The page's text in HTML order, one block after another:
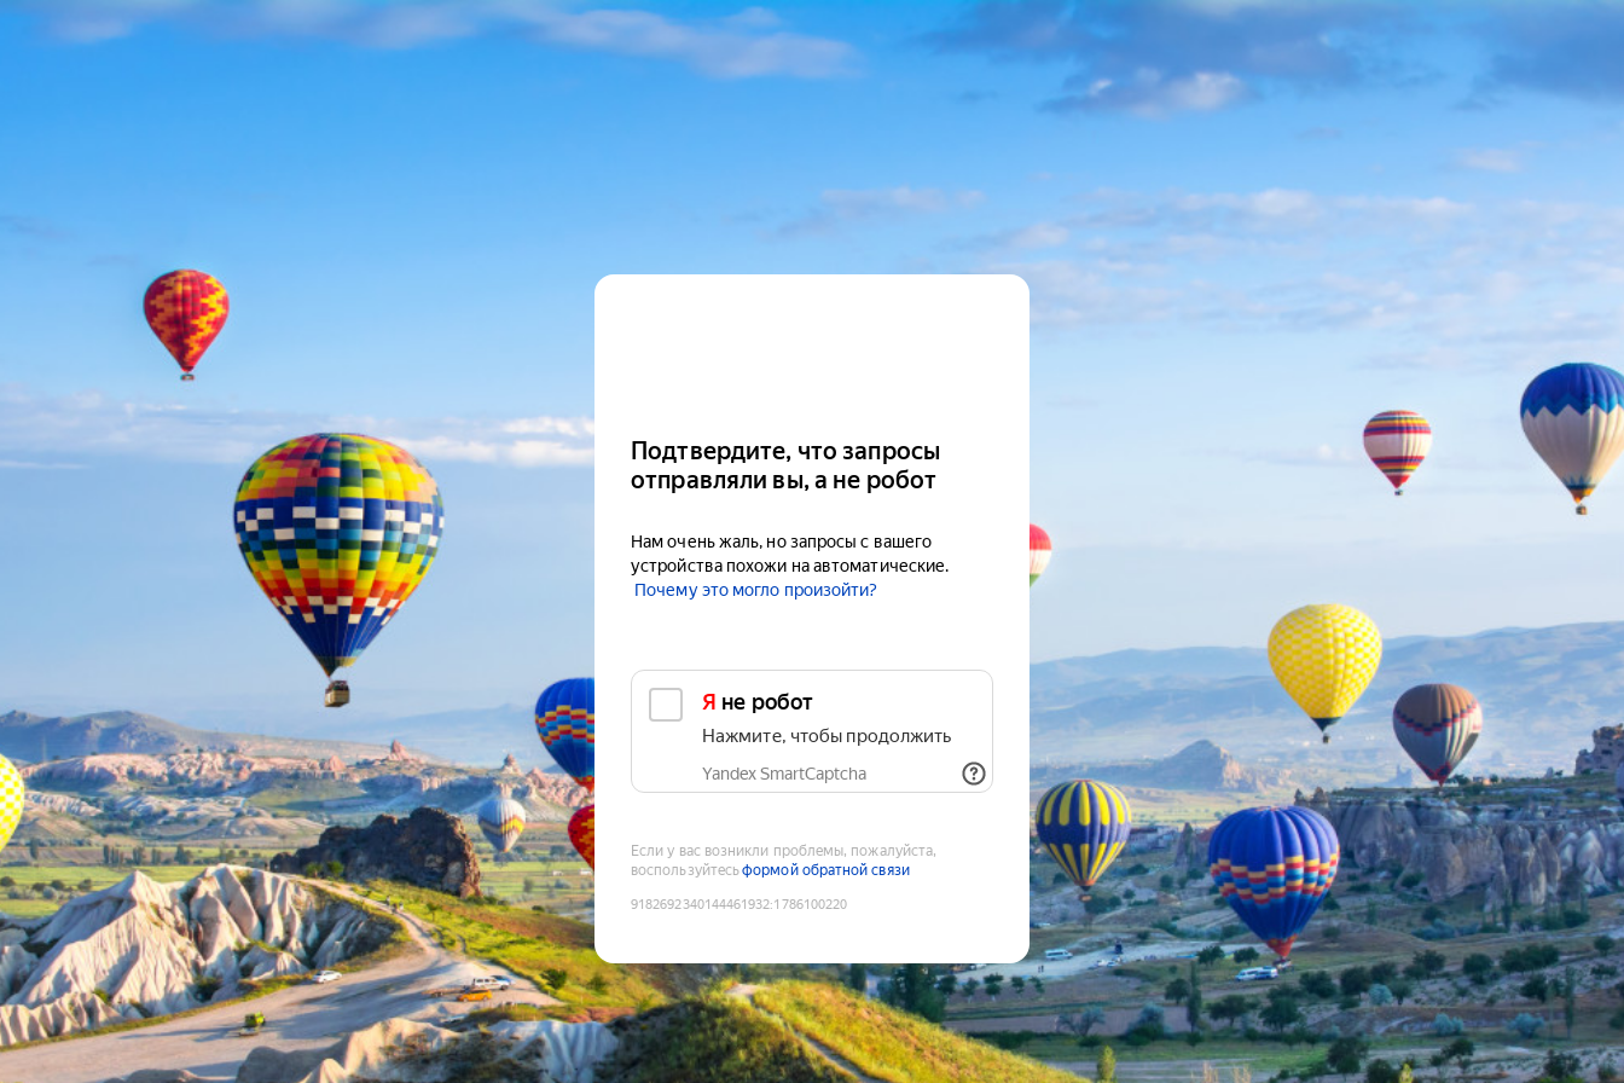
Подтвердите, что запросы
отправляли вы, а не робот
Нам очень жаль, но запросы с вашего
устройства похожи на автоматические.
Почему это могло произойти?
Я не робот
Нажмите, чтобы продолжить
Yandex SmartCaptcha
Если у вас возникли проблемы, пожалуйста,
воспользуйтесьформой обратной связи
9182692340144461932:1786100220